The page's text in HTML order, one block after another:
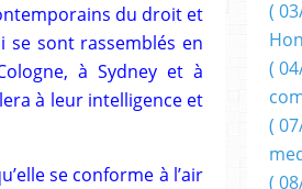
du droit et
se sont rassemblés en
à Sydney et à
à leur intelligence et
se conforme à l’air
(
(
(
(